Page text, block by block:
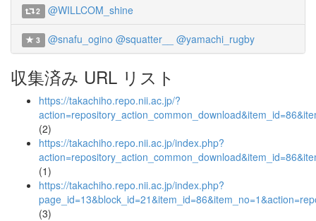
2 @WILLCOM_shine
3 @snafu_ogino @squatter__ @yamachi_rugby
収集済み URL リスト
https://takachiho.repo.nii.ac.jp/?
(2)
https://takachiho.repo.nii.ac.jp/index.php?
(1)
https://takachiho.repo.nii.ac.jp/index.php?
(3)